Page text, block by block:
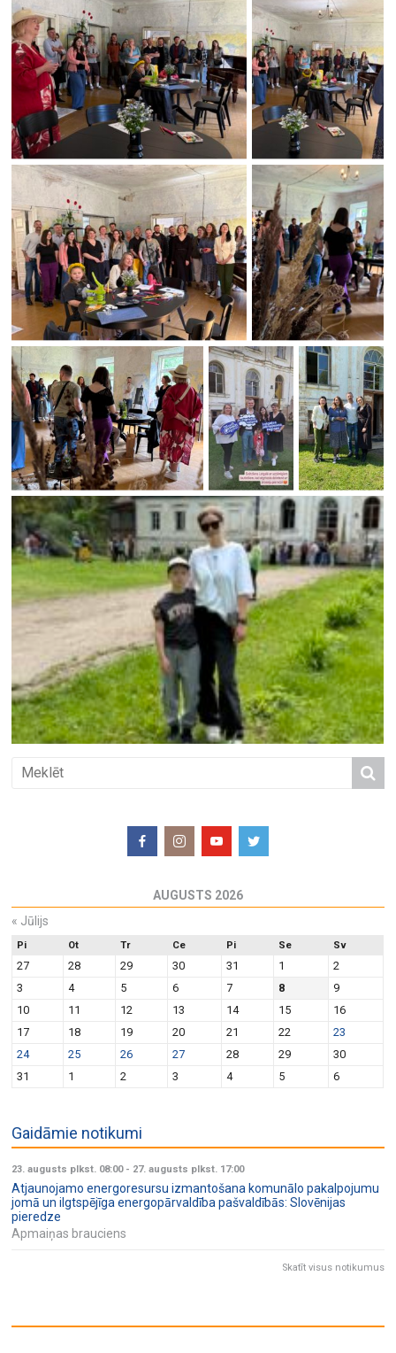
AUGUSTS 2026
« Jūlijs
Pi Ot Tr Ce Pi Se Sv
27 28 29 30 31 1
2
3
4 5 6 7 8
9
10
11 12 13 14 15
16
17
18 19 20 21 22
23
24
25 26 27 28 29
30
31
1 2 3 4 5 6
Gaidāmie notikumi
23. augusts plkst. 08:00- 27. augusts plkst. 17:00
Atjaunojamo energoresursu izmantošana komunālo pakalpojumu
jomā un ilgtspējīga energopārvaldība pašvaldībās: Slovēnijas
pieredze
Apmaiņas brauciens
Skatīt visus notikumus